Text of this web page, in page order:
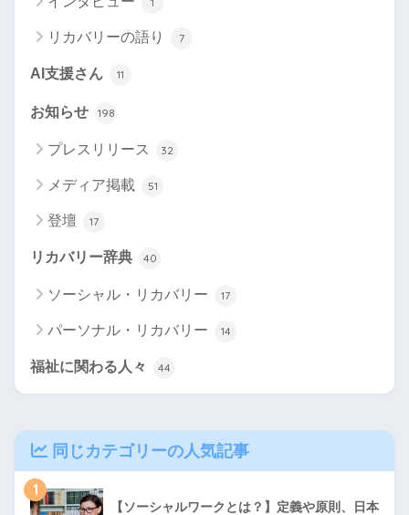
リカバリーの語り 7
AI支援さん 11
お知らせ 198
プレスリリース 32
メディア掲載 51
登壇 17
リカバリー辞典 40
ソーシャル・リカバリー 17
パーソナル・リカバリー 14
福祉に関わる人々 44
同じカテゴリーの人気記事
1
【ソーシャルワークとは？】定義や原則、日本